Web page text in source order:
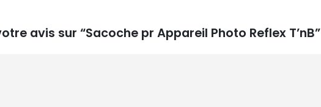
avis sur “Sacoche pr Appareil Photo Reflex T’nB”